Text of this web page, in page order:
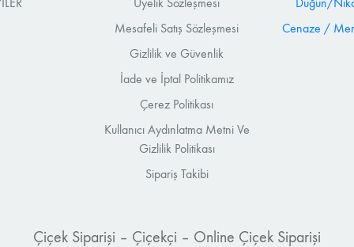
Mesafeli Satış Sözleşmesi
Gizlilik ve Güvenlik
İade ve İptal Politikamız
Çerez Politikası
Kullanıcı Aydınlatma Metni Ve
Gizlilik Politikası
Sipariş Takibi
Cenaze /
Çiçek Siparişi – Çiçekçi – Online Çiçek Siparişi